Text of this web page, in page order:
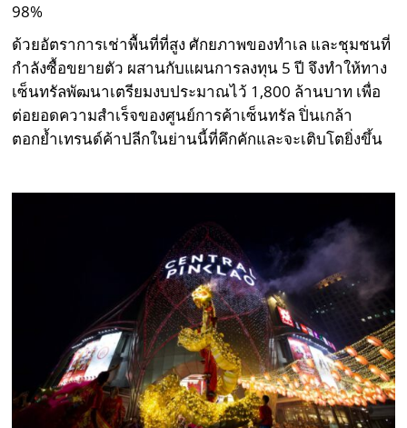
98%
ด้วยอัตราการเช่าพื้นที่ที่สูง ศักยภาพของทำเล และชุมชนที่
กำลังซื้อขยายตัว ผสานกับแผนการลงทุน 5 ปี จึงทำให้ทาง
เซ็นทรัลพัฒนาเตรียมงบประมาณไว้ 1,800 ล้านบาท เพื่อ
ต่อยอดความสำเร็จของศูนย์การค้าเซ็นทรัล ปิ่นเกล้า
ตอกย้ำเทรนด์ค้าปลีกในย่านนี้ที่คึกคักและจะเติบโตยิ่งขึ้น